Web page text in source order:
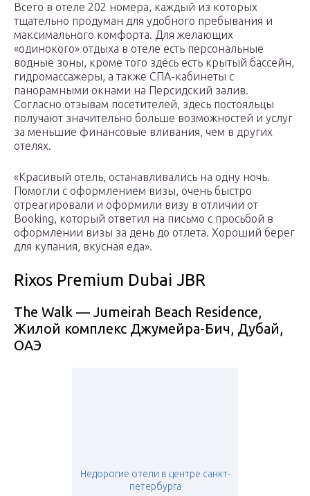
Всего в отеле 202 номера, каждый из которых
тщательно продуман для удобного пребывания и
максимального комфорта. Для желающих
«одинокого» отдыха в отеле есть персональные
водные зоны, кроме того здесь есть крытый бассейн,
гидромассажеры, а также СПА-кабинеты с
панорамными окнами на Персидский залив.
Согласно отзывам посетителей, здесь постояльцы
получают значительно больше возможностей и услуг
за меньшие финансовые вливания, чем в других
отелях.
«Красивый отель, останавливались на одну ночь.
Помогли с оформлением визы, очень быстро
отреагировали и оформили визу в отличии от
Booking, который ответил на письмо с просьбой в
оформлении визы за день до отлета. Хороший берег
для купания, вкусная еда».
Rixos Premium Dubai JBR
The Walk — Jumeirah Beach Residence,
Жилой комплекс Джумейра-Бич, Дубай,
ОАЭ
Недорогие отели в центре санкт-
петербурга